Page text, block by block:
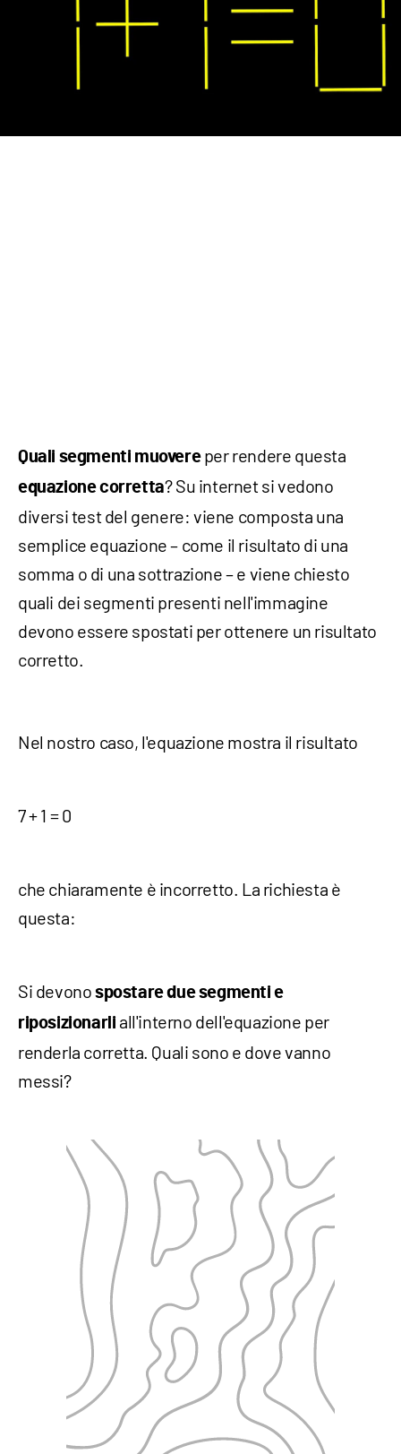
Quali segmenti muovereper rendere questa
equazione corretta? Su internet si vedono
diversi test del genere: viene composta una
semplice equazione – come il risultato di una
somma o di una sottrazione – e viene chiesto
quali dei segmenti presenti nell'immagine
devono essere spostati per ottenere un risultato
corretto.
Nel nostro caso, l'equazione mostra il risultato
7 + 1 = 0
che chiaramente è incorretto. La richiesta è
questa:
Si devono spostare due segmenti e
riposizionarli all'interno dell'equazione per
renderla corretta. Quali sono e dove vanno
messi?